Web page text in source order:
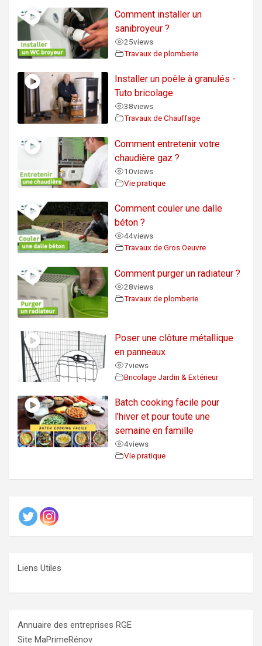
Comment installer un
sanibroyeur ?
25views
Travaux de plomberie
Installer un poêle à granulés -
Tuto bricolage
38views
Travaux de Chauffage
Comment entretenir votre
chaudière gaz ?
10views
Vie pratique
Comment couler une dalle
béton ?
44views
Travaux de Gros Oeuvre
Comment purger un radiateur ?
28views
Travaux de plomberie
Poser une clôture métallique
en panneaux
7views
Bricolage Jardin & Extérieur
Batch cooking facile pour
l’hiver et pour toute une
semaine en famille
4views
Vie pratique
Liens Utiles
Annuaire des entreprises RGE
Site MaPrimeRénov